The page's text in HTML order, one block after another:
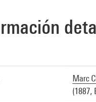
Marc
(1887,